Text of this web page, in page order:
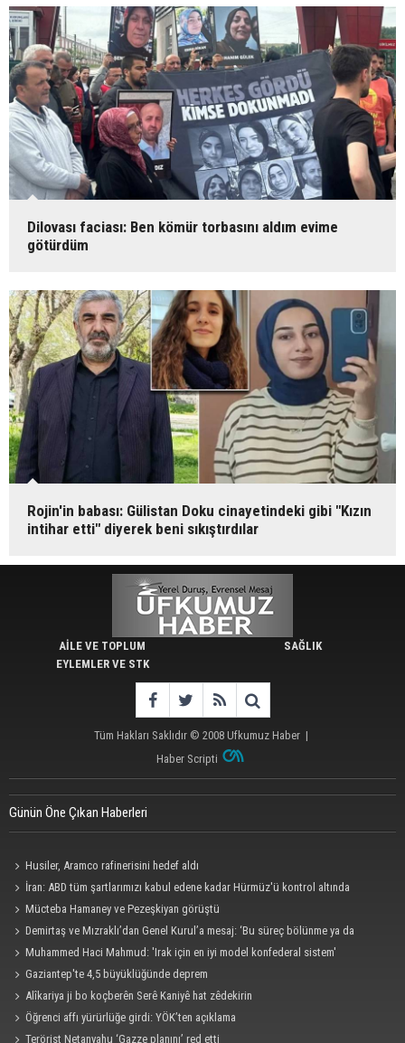
Dilovası faciası: Ben kömür torbasını aldım evime
götürdüm
Rojin'in babası: Gülistan Doku cinayetindeki gibi "Kızın
intihar etti" diyerek beni sıkıştırdılar
AİLE VE TOPLUM
EYLEMLER VE STK
SAĞLIK
Tüm Hakları Saklıdır © 2008 Ufkumuz Haber |
Haber Scripti
Günün Öne Çıkan Haberleri
Husiler, Aramco rafinerisini hedef aldı
İran: ABD tüm şartlarımızı kabul edene kadar Hürmüz'ü kontrol altında
tutacağız
Mücteba Hamaney ve Pezeşkiyan görüştü
Demirtaş ve Mızraklı’dan Genel Kurul’a mesaj: ‘Bu süreç bölünme ya da
pazarlık süreci değildir’
Muhammed Haci Mahmud: 'Irak için en iyi model konfederal sistem'
Gaziantep'te 4,5 büyüklüğünde deprem
Alîkariya ji bo koçberên Serê Kaniyê hat zêdekirin
Öğrenci affı yürürlüğe girdi: YÖK’ten açıklama
Terörist Netanyahu ‘Gazze planını’ red etti